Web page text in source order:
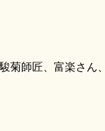
師匠、富楽さん